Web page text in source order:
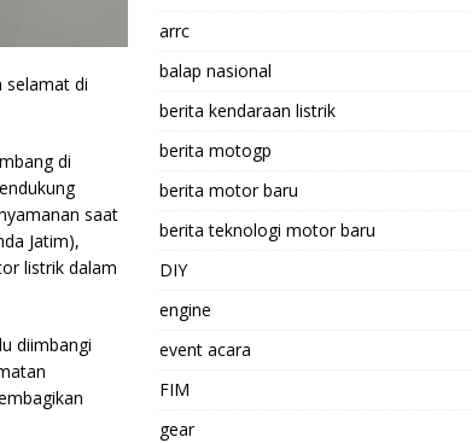
selamat di
di
saat
Jatim),
listrik dalam
diimbangi
arrc
balap nasional
berita kendaraan listrik
berita motogp
berita motor baru
berita teknologi motor baru
DIY
engine
event acara
FIM
gear